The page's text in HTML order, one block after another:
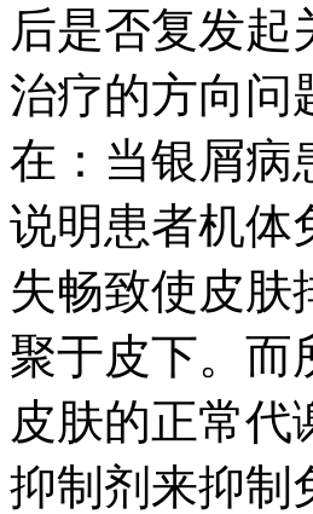
后是否复发起
治疗的方向问
在：当银屑病
说明患者机体
失畅致使皮肤
聚于皮下。而
皮肤的正常代
抑制剂来抑制